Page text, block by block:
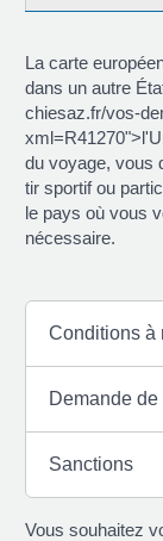
La carte
dans un autre
chiesaz.fr/vos-
du voyage, vous
tir sportif ou
le pays où vous
nécessaire.
Conditions à
Demande de
Sanctions
Vous souhaitez